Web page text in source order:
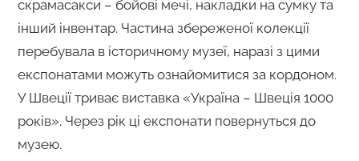
скрамасакси – бойові мечі, накладки на сумку та
інший інвентар. Частина збереженої колекції
перебувала в історичному музеї, наразі з цими
експонатами можуть ознайомитися за кордоном.
У Швеції триває виставка «Україна – Швеція 1000
років». Через рік ці експонати повернуться до
музею.